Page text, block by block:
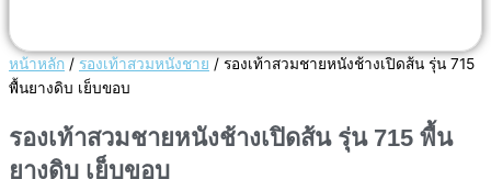
หน้าหลัก / รองเท้าสวมหนังชาย / รองเท้าสวมชายหนังช้างเปิดส้น รุ่น 715
พื้นยางดิบ เย็บขอบ
รองเท้าสวมชายหนังช้างเปิดส้น รุ่น 715 พื้น
ยางดิบ เย็บขอบ